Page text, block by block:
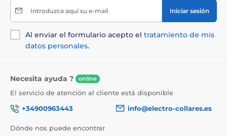
Introduzca aquí su e-mail Iniciar sesión
Al enviar el formulario acepto el tratamiento de mis
datos personales.
Necesita ayuda ? online
El servicio de atención al cliente está disponible
+34900963443
info@electro-collares.es
Dónde nos puede encontrar